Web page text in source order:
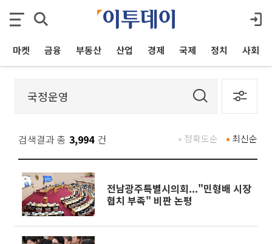
마켓 금융 부동산 산업 경제 국제 정치 사회
검색결과 총 3,994 건 최신순
정확도순
전남광주특별시의회..."민형배 시장
협치 부족" 비판 논평